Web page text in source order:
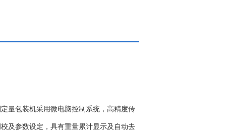
量包装机采用微电脑控制系统，高精度传
及参数设定，具有重量累计显示及自动去